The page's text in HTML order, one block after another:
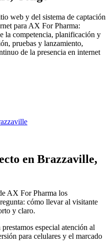
web y del sistema de captación
para AX For Pharma:
la competencia, planificación y
pruebas y lanzamiento,
de la presencia en internet
en Brazzaville,
AX For Pharma los
cómo llevar al visitante
y claro.
especial atención al
para celulares y el marcado